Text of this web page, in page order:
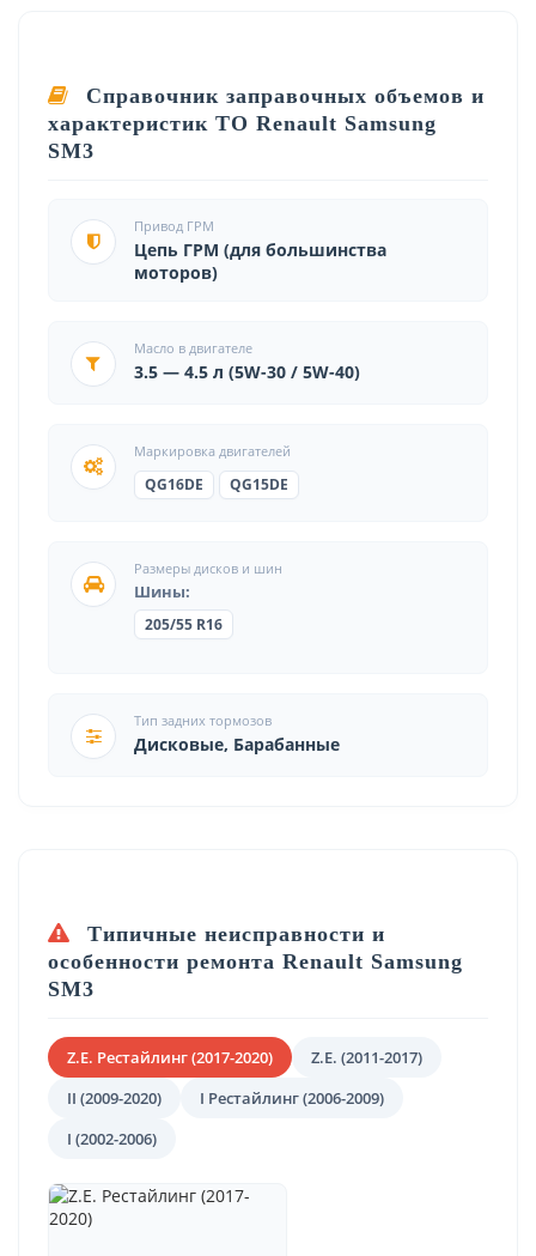
Справочник заправочных объемов и
характеристик ТО Renault Samsung
SM3
Привод ГРМ
Цепь ГРМ (для большинства
моторов)
Масло в двигателе
3.5 — 4.5 л (5W-30 / 5W-40)
Маркировка двигателей
QG16DE
QG15DE
Размеры дисков и шин
Шины:
205/55 R16
Тип задних тормозов
Дисковые, Барабанные
Типичные неисправности и
особенности ремонта Renault Samsung
SM3
Z.E. Рестайлинг (2017-2020)
Z.E. (2011-2017)
II (2009-2020)
I Рестайлинг (2006-2009)
I (2002-2006)